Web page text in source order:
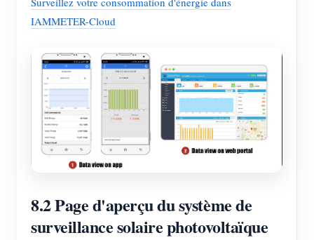
IAMMETER-Cloud
8.2 Page d'aperçu du système de
surveillance solaire photovoltaïque